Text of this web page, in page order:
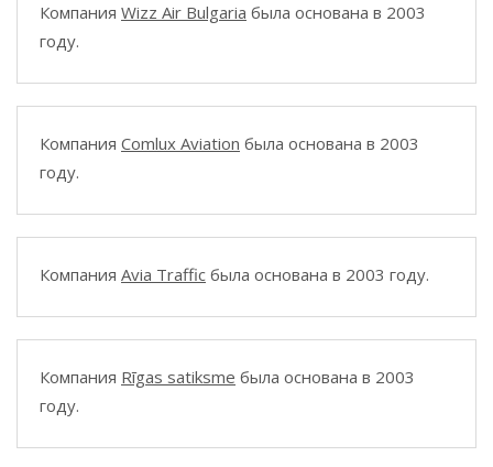
Компания Wizz Air Bulgaria была основана в 2003
году.
Компания Comlux Aviation была основана в 2003
году.
Компания Avia Traffic была основана в 2003 году.
Компания Rīgas satiksme была основана в 2003
году.